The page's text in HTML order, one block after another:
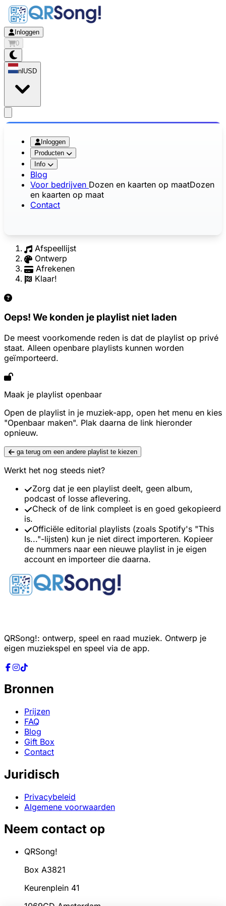
Inloggen
0
nl USD
Inloggen
Producten
Info
Blog
Voor bedrijven Dozen en kaarten op maatDozen
en kaarten op maat
Contact
Afspeellijst
Ontwerp
Afrekenen
Klaar!
Oeps! We konden je playlist niet laden
De meest voorkomende reden is dat de playlist op privé
staat. Alleen openbare playlists kunnen worden
geïmporteerd.
Maak je playlist openbaar
Open de playlist in je muziek-app, open het menu en kies
"Openbaar maken". Plak daarna de link hieronder
opnieuw.
ga terug om een andere playlist te kiezen
Werkt het nog steeds niet?
Zorg dat je een playlist deelt, geen album,
podcast of losse aflevering.
Check of de link compleet is en goed gekopieerd
is.
Officiële editorial playlists (zoals Spotify's "This
Is..."-lijsten) kun je niet direct importeren. Kopieer
de nummers naar een nieuwe playlist in je eigen
account en importeer die daarna.
QRSong!: ontwerp, speel en raad muziek. Ontwerp je
eigen muziekspel en speel via de app.
Bronnen
Prijzen
FAQ
Blog
Gift Box
Contact
Juridisch
Privacybeleid
Algemene voorwaarden
Neem contact op
QRSong!
Box A3821
Keurenplein 41